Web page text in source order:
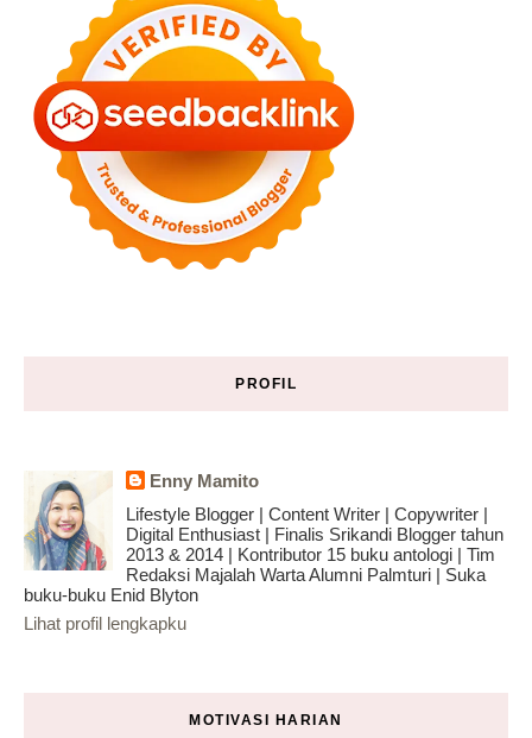
PROFIL
Enny Mamito
Lifestyle Blogger | Content Writer | Copywriter |
Digital Enthusiast | Finalis Srikandi Blogger tahun
2013 & 2014 | Kontributor 15 buku antologi | Tim
Redaksi Majalah Warta Alumni Palmturi | Suka
buku-buku Enid Blyton
Lihat profil lengkapku
MOTIVASI HARIAN